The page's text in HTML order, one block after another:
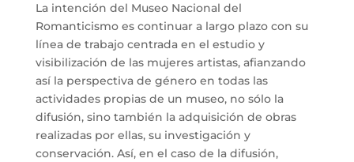
La intención del Museo Nacional del
Romanticismo es continuar a largo plazo con su
línea de trabajo centrada en el estudio y
visibilización de las mujeres artistas, afianzando
así la perspectiva de género en todas las
actividades propias de un museo, no sólo la
difusión, sino también la adquisición de obras
realizadas por ellas, su investigación y
conservación. Así, en el caso de la difusión,